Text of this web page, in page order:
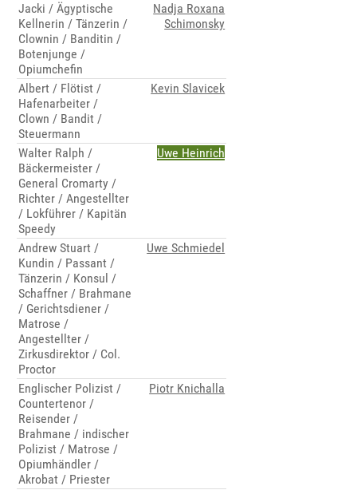
Jacki / Ägyptische
Kellnerin / Tänzerin /
Clownin / Banditin /
Botenjunge /
Opiumchefin
Nadja Roxana
Schimonsky
Albert / Flötist /
Hafenarbeiter /
Clown / Bandit /
Steuermann
Kevin Slavicek
Walter Ralph /
Bäckermeister /
General Cromarty /
Richter / Angestellter
/ Lokführer / Kapitän
Speedy
Uwe Heinrich
Andrew Stuart /
Kundin / Passant /
Tänzerin / Konsul /
Schaffner / Brahmane
/ Gerichtsdiener /
Matrose /
Angestellter /
Zirkusdirektor / Col.
Proctor
Uwe Schmiedel
Englischer Polizist /
Countertenor /
Reisender /
Brahmane / indischer
Polizist / Matrose /
Opiumhändler /
Akrobat / Priester
Piotr Knichalla